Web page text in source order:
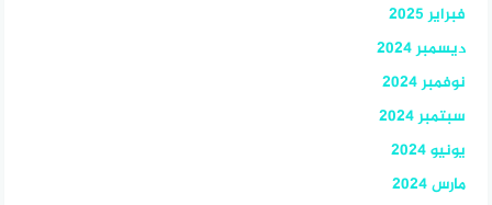
فبراير 2025
ديسمبر 2024
نوفمبر 2024
سبتمبر 2024
يونيو 2024
مارس 2024